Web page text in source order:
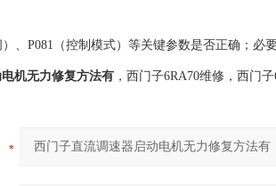
、P081（控制模式）等关键参数是否正确；必
机无力修复方法有 ，西门子6RA70维修，西门